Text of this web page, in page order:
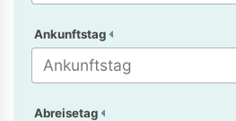
Ankunftstag
Abreisetag